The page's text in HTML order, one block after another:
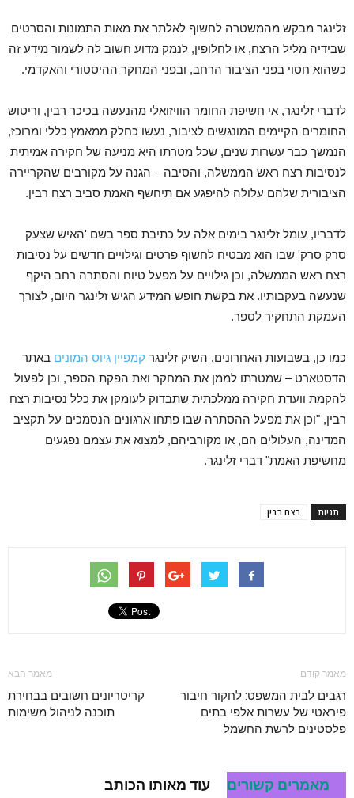
זלינגר מבקש מהמשטרה לחשוף לאלתר את מאות התמונות והסרטים
שבידיה מליל הרצח, או לחלופין, לנמק מדוע חשוב לה לשמור מידע זה
כשהוא חסוי בפני הציבור הרחב, ובפני המחקר ההיסטורי והאקדמי.
לדברי זלינגר, אי חשיפת החומר הוויזואלי מהנעשה בכיכר רבין, וריטוש
החומרים הקיימים המונגשים לציבור, נעשו כחלק ממאמץ כללי ומרוכז,
הנמשך כבר עשרות שנים, שכל מטרתו היא מניעה של חקירה אמיתית
לנסיבות רצח ראש הממשלה, והסיבה – הגנה על מקורבים שהקריירה
הציבורית שלהם עלולה להיפגע אם תיחשף האמת סביב רצח רבין.
לדבריו, עומל זלינגר בימים אלה על כתיבת ספר בשם 'האיש שצעק
סרק סרק' שבו הוא מבטיח לחשוף פרטים וגילויים חדשים על נסיבות
רצח ראש הממשלה, וכן גילויים על מפעל טיוח והסתרה רחב היקף
שנעשה בעקבותיו. את בקשת חופש המידע הגיש זלינגר היום, לצורך
העמקת התחקיר לספר.
כמו כן, בשבועות האחרונים, השיק זלינגר קמפיין גיוס המונים באתר
הדסטארט – שמטרתו לממן את המחקר ואת הפקת הספר, וכן לפעול
להקמת וועדת חקירה ממלכתית שתבדוק לעומקן את כלל נסיבות רצח
רבין, "וכן את מפעל ההסתרה שבו פתחו ארגונים הנסמכים על תקציב
המדינה, העלולים הם, או מקורביהם, למצוא את עצמם נפגעים
מחשיפת האמת" דברי זלינגר.
תגיות רצח רבין
מאמר קודם
רגבים לבית המשפט: לחקור חיבור
פיראטי של עשרות אלפי בתים
פלסטינים לרשת החשמל
מאמר הבא
קריטריונים חשובים בבחירת
תוכנה לניהול משימות
מאמרים קשורים עוד מאותו הכותב